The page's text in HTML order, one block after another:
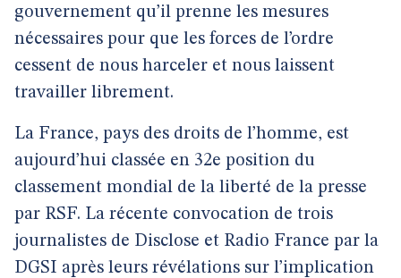
gouvernement qu’il prenne les mesures
nécessaires pour que les forces de l’ordre
cessent de nous harceler et nous laissent
travailler librement.
La France, pays des droits de l’homme, est
aujourd’hui classée en 32e position du
classement mondial de la liberté de la presse
par RSF. La récente convocation de trois
journalistes de Disclose et Radio France par la
DGSI après leurs révélations sur l’implication